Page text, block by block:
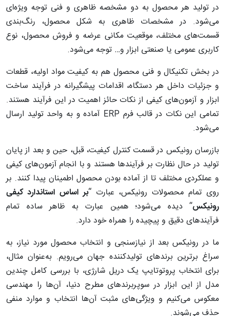
در تولید هر محصول به دو مشخصه ظاهری و فنی توجه ویژه‌ای
می‌شود. در مشخصات ظاهری به شکل محصول، رنگ‌بندی
قسمت‌های مختلف، موقعیت مکانی عرضه و فروش محصول، نوع
کاربری عمومی یا صنعتی ابزار و… توجه می‌شود.
در بخش تکنیکال و فنی محصول هم به کیفیت مواد اولیه، قطعات
و جزئیات داخل هر دستگاه، اقدامات پیشگیرانه در فرآیند ساخت
ابزار و آزمون‌های کیفی از نکات حائز اهمیت در این فرآیند هستند.
تمامی این نکات در قالب فرم ERP آماده و به واحد تولید ارسال
می‌شود.
بازرسان رونیکس در قسمت کنترل کیفیت، قبل، حین و بعد از پایان
تولید در حال نظارت بر فرآیندها هستند و با انجام آزمون‌های کیفی
و عملکردی مختلف تا از آماده بودن محصول اطمینان پیدا کنند. بر
روی تمام محصولات رونیکس، عبارت “بر اساس استاندارد کیفی
رونیکس“ دیده می‌شود؛ همین عبارت به ظاهر ساده تمام
فرآیندهای دقیق و پیچیده را همراه خود دارد.
ما در رونیکس بعد از نیازسنجی و انتخاب محصول مورد نیاز، به
سراغ برترین برندهای تولیدکننده جهان می‌رویم. به‌عنوان مثال،
برای انتخاب پروتوتایپ یک دریل شارژی، با بررسی کامل چندین
مدل از این ابزار در سوپربرندهای مطرح دنیا، آن‌ها را مهندسی
معکوس می‌کنیم و ویژگی‌های مثبت آن‌ها انتخاب و موارد منفی
حذف می‌شوند.